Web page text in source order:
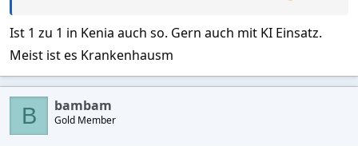
Ist 1 zu 1 in Kenia auch so. Gern auch mit KI Einsatz.
Meist ist es Krankenhausm
B bambam
Gold Member